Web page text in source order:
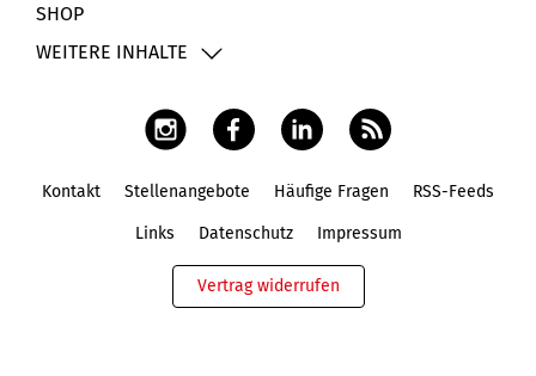
SHOP
WEITERE INHALTE
Kontakt Stellenangebote Häufige Fragen RSS-Feeds
Links Datenschutz Impressum
Vertrag widerrufen